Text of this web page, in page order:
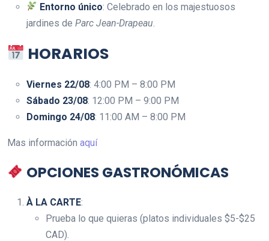
Entorno único: Celebrado en los majestuosos
jardines de Parc Jean-Drapeau.
HORARIOS
Viernes 22/08: 4:00 PM – 8:00 PM
Sábado 23/08: 12:00 PM – 9:00 PM
Domingo 24/08: 11:00 AM – 8:00 PM
Mas información aquí
OPCIONES GASTRONÓMICAS
À LA CARTE:
Prueba lo que quieras (platos individuales $5-$25
CAD).